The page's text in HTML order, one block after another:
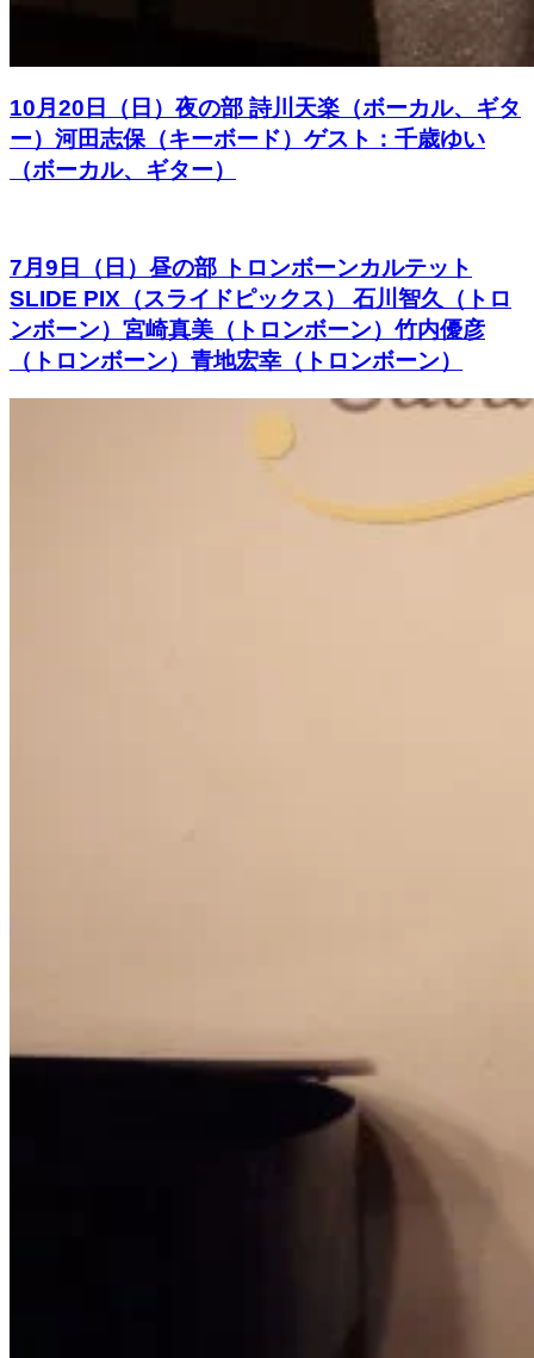
10月20日（日）夜の部 詩川天楽（ボーカル、ギタ
ー）河田志保（キーボード）ゲスト：千歳ゆい
（ボーカル、ギター）
7月9日（日）昼の部 トロンボーンカルテット
SLIDE PIX（スライドピックス） 石川智久（トロ
ンボーン）宮崎真美（トロンボーン）竹内優彦
（トロンボーン）青地宏幸（トロンボーン）